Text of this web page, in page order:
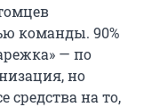
команды. 90%
— по
но
средства на то,